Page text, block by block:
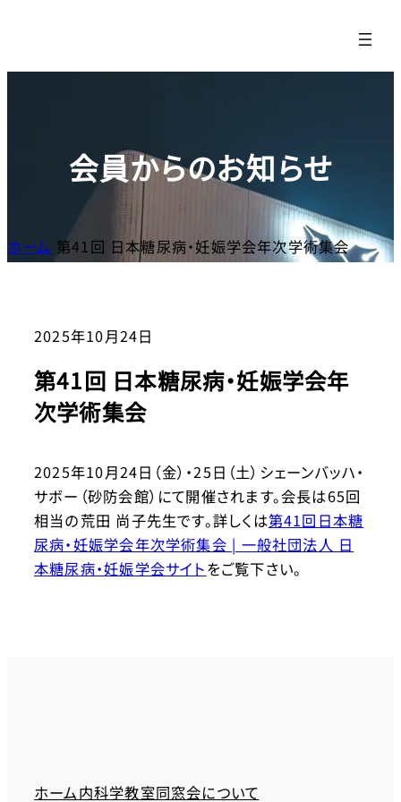
会員からのお知らせ
ホーム 第41回 日本糖尿病・妊娠学会年次学術集会
2025年10月24日
第41回 日本糖尿病・妊娠学会年
次学術集会
2025年10月24日（金）・25日（土）シェーンバッハ・
サボー（砂防会館）にて開催されます。会長は65回
相当の荒田 尚子先生です。詳しくは第41回日本糖
尿病・妊娠学会年次学術集会 | 一般社団法人 日
本糖尿病・妊娠学会サイトをご覧下さい。
ホーム内科学教室同窓会について